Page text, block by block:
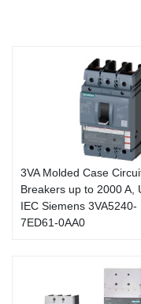
3VA Molded Case
Breakers up to 2000 A,
IEC Siemens 3VA5240-
7ED61-0AA0